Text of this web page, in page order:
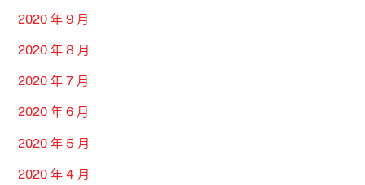
2020 年 9 月
2020 年 8 月
2020 年 7 月
2020 年 6 月
2020 年 5 月
2020 年 4 月